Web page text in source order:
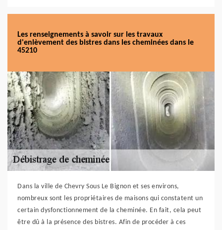
Les renseignements à savoir sur les travaux
d'enlèvement des bistres dans les cheminées dans le
45210
Dans la ville de Chevry Sous Le Bignon et ses environs,
nombreux sont les propriétaires de maisons qui constatent un
certain dysfonctionnement de la cheminée. En fait, cela peut
être dû à la présence des bistres. Afin de procéder à ces